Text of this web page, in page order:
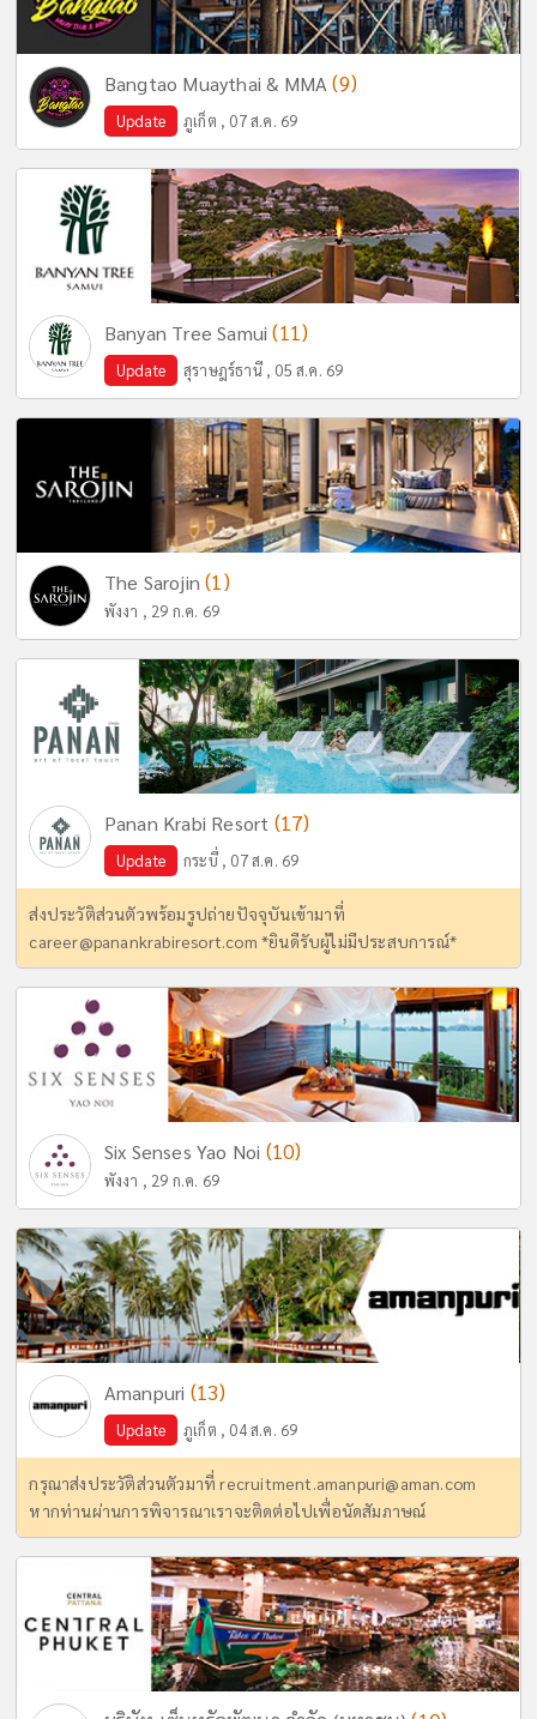
Bangtao Muaythai & MMA(9)
Update ภูเก็ต , 07 ส.ค. 69
Banyan Tree Samui(11)
Update สุราษฎร์ธานี , 05 ส.ค. 69
The Sarojin(1)
พังงา , 29 ก.ค. 69
Panan Krabi Resort (17)
Update กระบี่ , 07 ส.ค. 69
ส่งประวัติส่วนตัวพร้อมรูปถ่ายปัจจุบันเข้ามาที่
career@panankrabiresort.com *ยินดีรับผู้ไม่มีประสบการณ์*
Six Senses Yao Noi (10)
พังงา , 29 ก.ค. 69
Amanpuri (13)
Update ภูเก็ต , 04 ส.ค. 69
กรุณาส่งประวัติส่วนตัวมาที่recruitment.amanpuri@aman.com
หากท่านผ่านการพิจารณาเราจะติดต่อไปเพื่อนัดสัมภาษณ์